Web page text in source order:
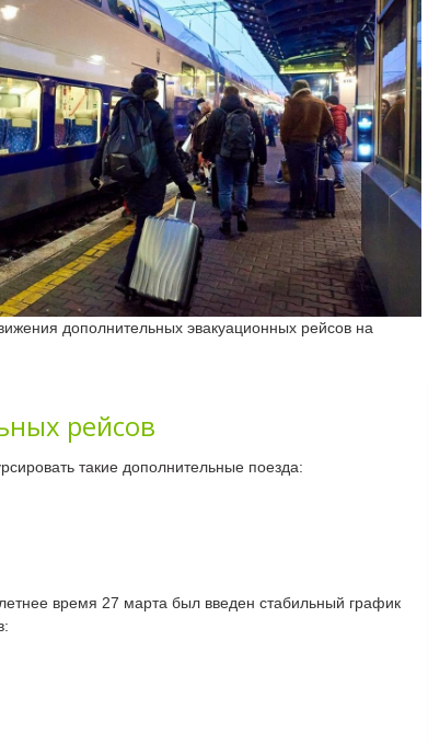
дополнительных эвакуационных рейсов на
рейсов
такие дополнительные поезда:
время 27 марта был введен стабильный график